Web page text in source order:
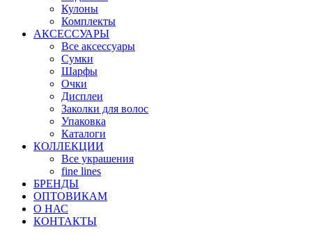
Кулоны
Комплекты
АКСЕССУАРЫ
Все аксессуары
Сумки
Шарфы
Очки
Дисплеи
Заколки для волос
Упаковка
Каталоги
КОЛЛЕКЦИИ
Все украшения
fine lines
БРЕНДЫ
ОПТОВИКАМ
О НАС
КОНТАКТЫ